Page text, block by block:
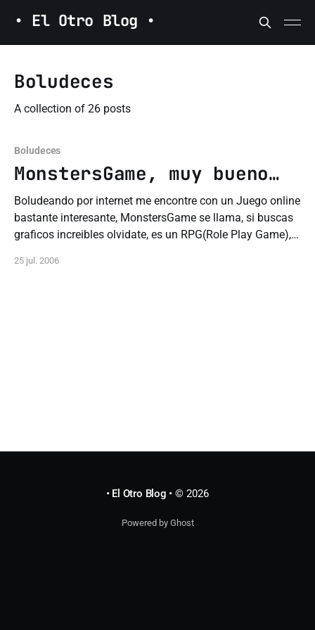
• El Otro Blog •
Boludeces
A collection of 26 posts
Boludeces
MonstersGame, muy bueno…
Boludeando por internet me encontre con un Juego online
bastante interesante, MonstersGame se llama, si buscas
graficos increibles olvidate, es un RPG(Role Play Game),
q ir mejorando a tu personaje, entrenandolo y eso, al
25 jul. 2006
• El Otro Blog • © 2026
Powered by Ghost